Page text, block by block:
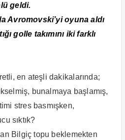
geldi.
Avromovski’yi oyuna aldı
golle takımını iki farklı
en ateşli dakikalarında;
bunalmaya başlamış,
stres basmışken,
sıktık?
Bilgiç topu beklemekten